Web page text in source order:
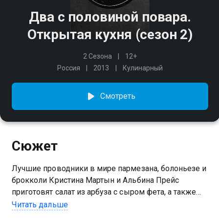
Два с половиной повара.
Открытая кухня (сезон 2)
2 Сезона
12+
Россия
2013 Кулинарный
Смотреть
Сюжет
Лучшие проводники в мире пармезана, болоньезе и
брокколи Кристина Мартын и Альбина Прейс
приготовят салат из арбуза с сыром фета, а также
ракушки, начиненные свежей семгой и ароматным
Читать дальше